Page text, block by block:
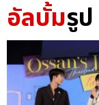
อัลบั้มรูป